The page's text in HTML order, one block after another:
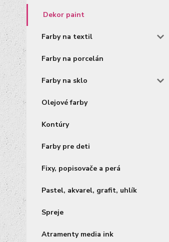
Dekor paint
Farby na textil
Farby na porcelán
Farby na sklo
Olejové farby
Kontúry
Farby pre deti
Fixy, popisovače a perá
Pastel, akvarel, grafit, uhlík
Spreje
Atramenty media ink